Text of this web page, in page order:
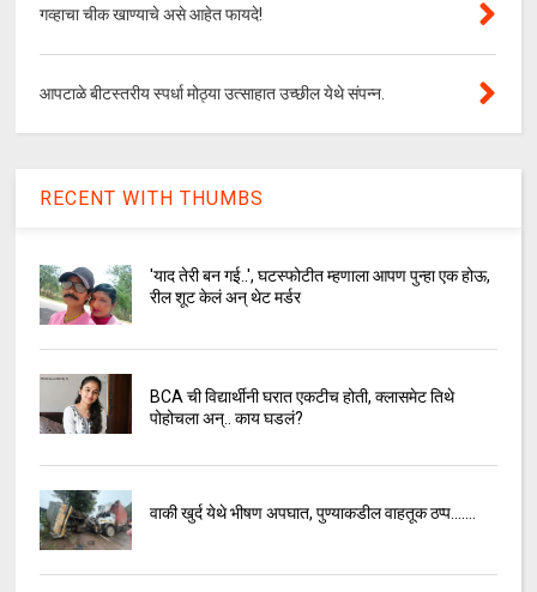
गव्हाचा चीक खाण्याचे असे आहेत फायदे!
आपटाळे बीटस्तरीय स्पर्धा मोठ्या उत्साहात उच्छील येथे संपन्न.
RECENT WITH THUMBS
'याद तेरी बन गई..', घटस्फोटीत म्हणाला आपण पुन्हा एक होऊ,
रील शूट केलं अन् थेट मर्डर
BCA ची विद्यार्थीनी घरात एकटीच होती, क्लासमेट तिथे
पोहोचला अन्.. काय घडलं?
वाकी खुर्द येथे भीषण अपघात, पुण्याकडील वाहतूक ठप्प.......